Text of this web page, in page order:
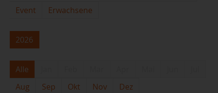
Event
Erwachsene
2026
Alle
Aug
Sep Okt Nov Dez